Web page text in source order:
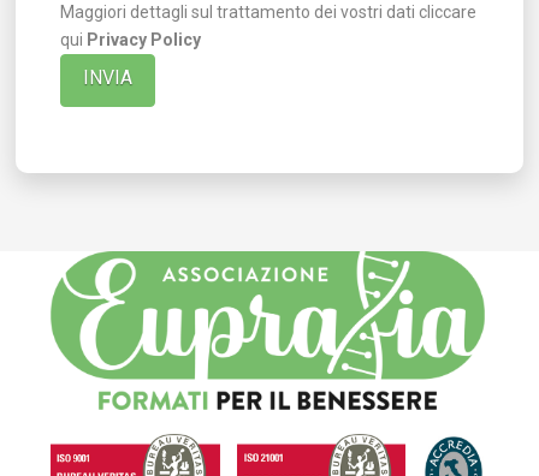
Maggiori dettagli sul trattamento dei vostri dati cliccare
qui Privacy Policy